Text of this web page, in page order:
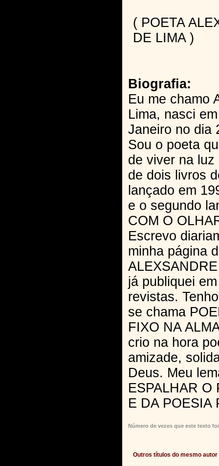
( POETA
DE LIMA )
Biografia:
Eu me chamo
Lima, nasci
Janeiro no dia
Sou o poeta
de viver na luz
de dois livros
lançado em
e o segundo
COM O
Escrevo
minha página
já publiquei
revistas.
se chama
FIXO NA
crio na hora
amizade,
Deus. Meu
ESPALHAR O
E DA POESIA
Número de vezes que este texto
Outros títulos do mesmo autor